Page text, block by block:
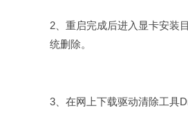
2、重启完成后进入显卡安装
统删除。
3、在网上下载驱动清除工具